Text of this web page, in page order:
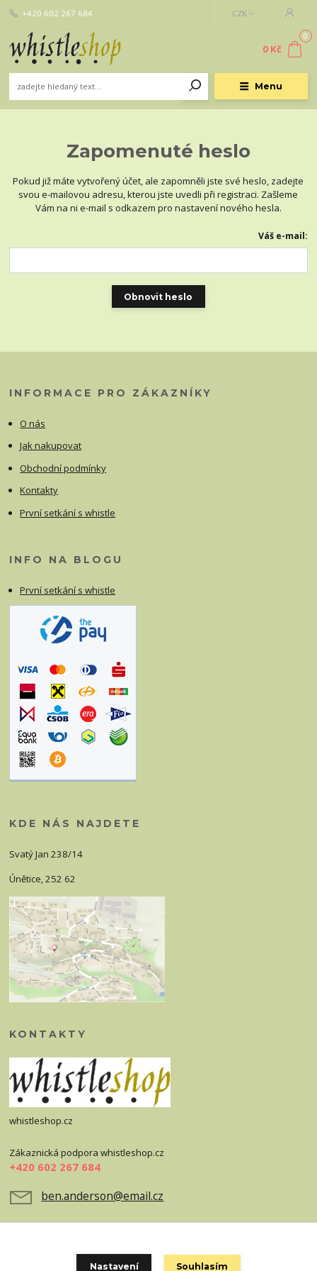
Menu
CZK
+420 602 267 684
0
0 Kč
Zapomenuté heslo
Pokud již máte vytvořený účet, ale zapomněli jste své heslo, zadejte
svou e-mailovou adresu, kterou jste uvedli při registraci. Zašleme
Vám na ni e-mail s odkazem pro nastavení nového hesla.
Váš e-mail:
Obnovit heslo
INFORMACE PRO ZÁKAZNÍKY
O nás
Jak nakupovat
Obchodní podmínky
Kontakty
První setkání s whistle
INFO NA BLOGU
První setkání s whistle
KDE NÁS NAJDETE
Svatý Jan 238/14
Únětice, 252 62
KONTAKTY
whistleshop.cz
Zákaznická podpora whistleshop.cz
+420 602 267 684
ben.anderson@email.cz
Nastavení Souhlasím